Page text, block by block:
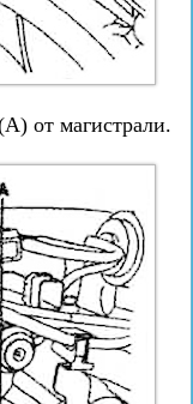
от магистрали.